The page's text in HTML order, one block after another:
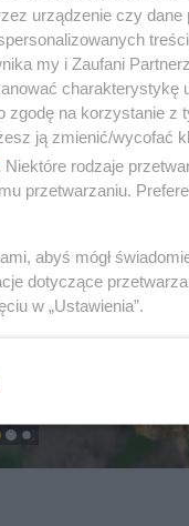
urządzenie czy
my i Zaufani
charakterystykę
na korzystanie z
ją zmienić/wycofać
Niektóre rodzaje
przetwarzaniu.
abyś mógł
dotyczące
w „Ustawienia”.